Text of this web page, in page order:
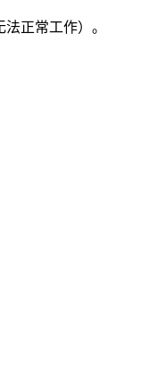
正常工作）。